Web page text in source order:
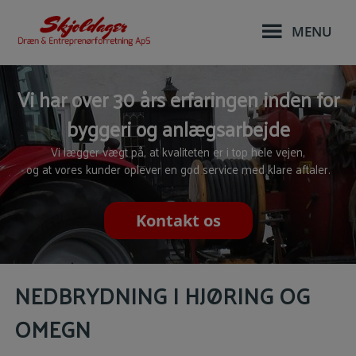
indholdet
MENU
Vi har over 30 års erfaringen inden for
byggeri og anlægsarbejde
Vi lægger vægt på, at kvaliteten er i top hele vejen,
og at vores kunder oplever en god service med klare aftaler.
Kontakt os
NEDBRYDNING I HJØRING OG
OMEGN